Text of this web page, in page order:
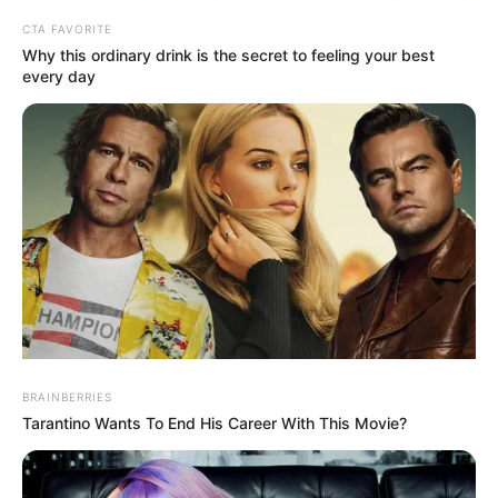
gesamten Teams sein Beileid aus. Der tragische
Verkehrsunfall hinterließ nicht nur auf der A24,
sondern auch im Herzen des Fußballteams eine tiefe
Betroffenheit.
CTA FAVORITE
Why this ordinary drink is the secret to feeling your best
every day
BRAINBERRIES
Tarantino Wants To End His Career With This Movie?